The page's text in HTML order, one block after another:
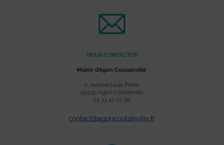
NOUS CONTACTER
Mairie d’Agon Coutainville
2, avenue Louis Périer
50230 Agon Coutainville
02 33 47 07 56